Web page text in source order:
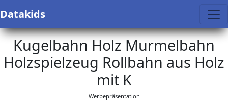
Datakids
Kugelbahn Holz Murmelbahn
Holzspielzeug Rollbahn aus Holz
mit K
Werbepräsentation